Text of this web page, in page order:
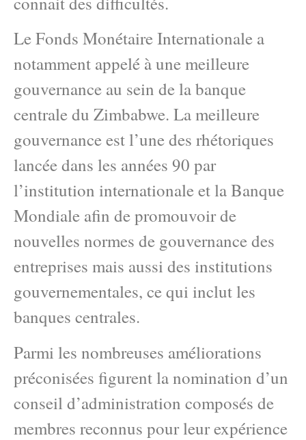
Le Fonds Monétaire Internationale a
notamment appelé à une meilleure
gouvernance au sein de la banque
centrale du Zimbabwe. La meilleure
gouvernance est l’une des rhétoriques
lancée dans les années 90 par
l’institution internationale et la Banque
Mondiale afin de promouvoir de
nouvelles normes de gouvernance des
entreprises mais aussi des institutions
gouvernementales, ce qui inclut les
banques centrales.
Parmi les nombreuses améliorations
préconisées figurent la nomination d’un
conseil d’administration composés de
membres reconnus pour leur expérience